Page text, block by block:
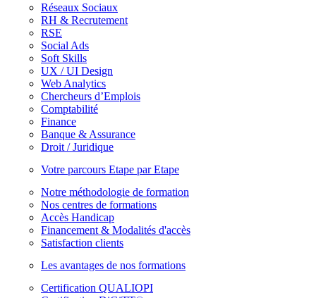
Réseaux Sociaux
RH & Recrutement
RSE
Social Ads
Soft Skills
UX / UI Design
Web Analytics
Chercheurs d’Emplois
Comptabilité
Finance
Banque & Assurance
Droit / Juridique
Votre parcours Etape par Etape
Notre méthodologie de formation
Nos centres de formations
Accès Handicap
Financement & Modalités d'accès
Satisfaction clients
Les avantages de nos formations
Certification QUALIOPI